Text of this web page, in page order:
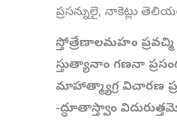
ప్రసన్నులై, నాకెట్లు
స్తోత్రేణాలమహం
స్తుత్యానాం గణనా
మాహాత్మ్యాగ్ర విచారణ
-ద్ధూతాస్త్వాం